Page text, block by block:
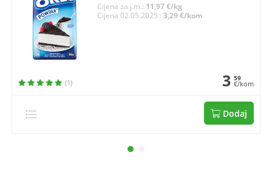
Cijena za j.m.: 11,97 €/kg
Cijena 02.05.2025.:3,29 €/kom
(1) 3 59
€/kom
Dodaj